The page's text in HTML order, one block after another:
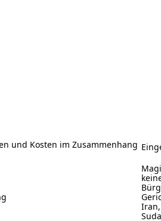
und Kosten im Zusammenhang